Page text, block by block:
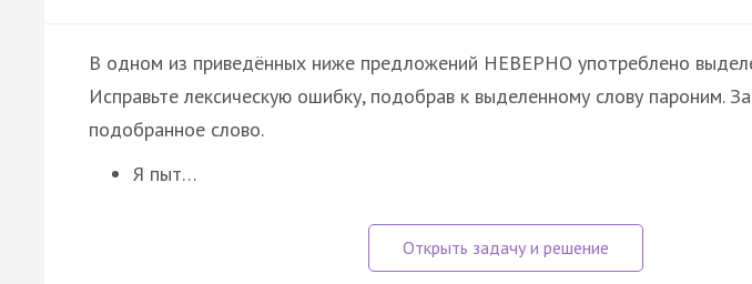
В одном из приведённых ниже предложений НЕВЕРНО употреблено
Исправьте лексическую ошибку, подобрав к выделенному слову пароним.
подобранное слово.
Я пыт…